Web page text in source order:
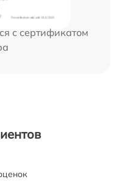
с сертификатом